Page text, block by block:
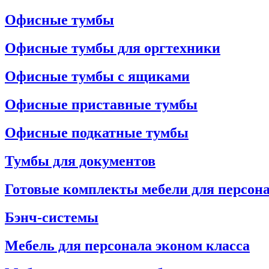
Офисные тумбы
Офисные тумбы для оргтехники
Офисные тумбы с ящиками
Офисные приставные тумбы
Офисные подкатные тумбы
Тумбы для документов
Готовые комплекты мебели для
Бэнч-системы
Мебель для персонала эконом класса